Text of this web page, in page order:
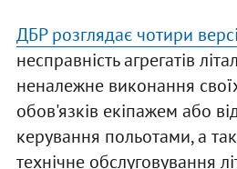
ДБР розглядає чотири
несправність агрегатів
неналежне виконання
обов'язків екіпажем або
керування польотами, а
технічне обслуговування